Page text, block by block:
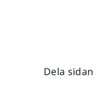
Dela sidan